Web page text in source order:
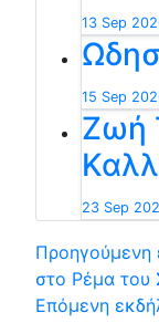
13 Sep
15 Sep
Ζωή
23 Sep
Προηγούμενη
στο Ρέμα του
Επόμενη